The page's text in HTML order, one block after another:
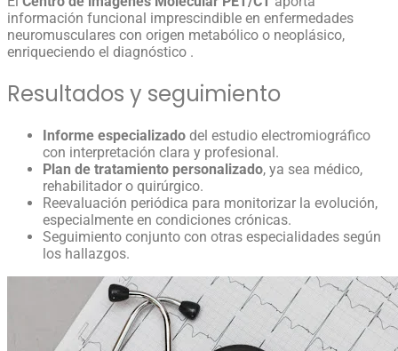
información funcional imprescindible en enfermedades
neuromusculares con origen metabólico o neoplásico,
enriqueciendo el diagnóstico .
Resultados y seguimiento
Informe especializado del estudio electromiográfico
con interpretación clara y profesional.
Plan de tratamiento personalizado, ya sea médico,
rehabilitador o quirúrgico.
Reevaluación periódica para monitorizar la evolución,
especialmente en condiciones crónicas.
Seguimiento conjunto con otras especialidades según
los hallazgos.